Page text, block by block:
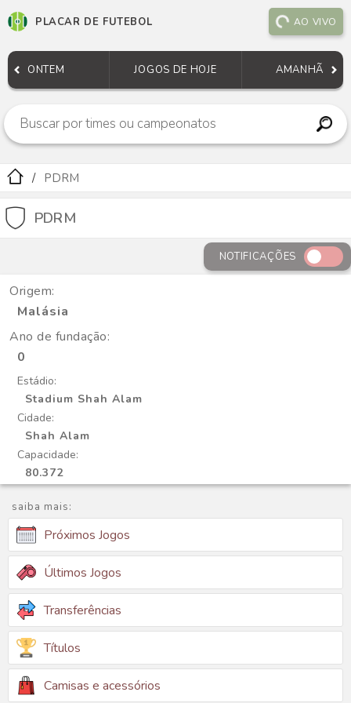
PLACAR DE FUTEBOL AO VIVO
ONTEM JOGOS DE HOJE AMANHÃ
PDRM
PDRM
NOTIFICAÇÕES
Origem:
Malásia
Ano de fundação:
0
Estádio:
Stadium Shah Alam
Cidade:
Shah Alam
Capacidade:
80.372
saiba mais:
Próximos Jogos
Últimos Jogos
Transferências
Títulos
Camisas e acessórios